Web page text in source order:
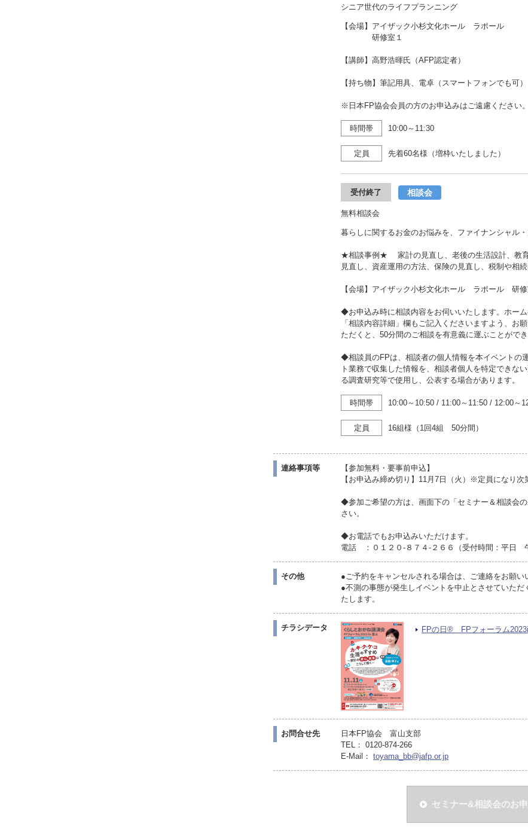
シニア世代のライフプランニング
【会場】アイザック小杉文化ホール ラポール
研修室１
【講師】高野浩暉氏（AFP認定者）
【持ち物】筆記用具、電卓（スマートフォンでも可）
※日本FP協会会員の方のお申込みはご遠慮ください。
時間帯 10:00～11:30
定員 先着60名様（増枠いたしました）
受付終了 相談会
無料相談会
暮らしに関するお金のお悩みを、ファイナンシャル
★相談事例★ 家計の見直し、老後の生活設計、教
見直し、資産運用の方法、保険の見直し、税制や相
【会場】アイザック小杉文化ホール ラポール 研
◆お申込み時に相談内容をお伺いいたします。ホー
「相談内容詳細」欄もご記入くださいますよう、お
ただくと、50分間のご相談を有意義に運ぶことができ
◆相談員のFPは、相談者の個人情報を本イベントの
ト業務で収集した情報を、相談者個人を特定できな
る調査研究等で使用し、公表する場合があります。
時間帯 10:00～10:50 / 11:00～11:50 / 12:00～
定員 16組様（1回4組 50分間）
連絡事項等
【参加無料・要事前申込】
【お申込み締め切り】11月7日（火）※定員になり次
◆参加ご希望の方は、画面下の「セミナー＆相談会
さい。
◆お電話でもお申込みいただけます。
電話 ：０１２０-８７４-２６６（受付時間：平日
その他
●ご予約をキャンセルされる場合は、ご連絡をお願い
●不測の事態が発生しイベントを中止とさせていた
たします。
チラシデータ FPの日® FPフォーラム
お問合せ先
日本FP協会 富山支部
TEL： 0120-874-266
E-Mail： toyama_bb@jafp.or.jp
セミナー&相談会のお